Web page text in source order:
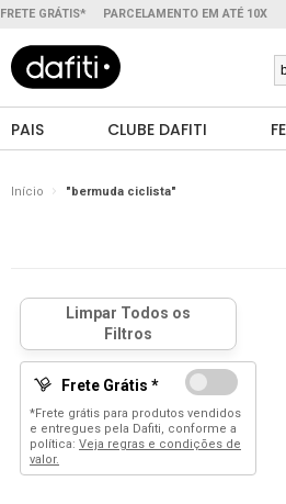
FRETE GRÁTIS* PARCELAMENTO EM ATÉ 10X
PAIS CLUBE DAFITI
Início "bermuda ciclista"
Frete Grátis *
*Frete grátis para produtos vendidos
e entregues pela Dafiti, conforme a
política: Veja regras e condições de
valor.